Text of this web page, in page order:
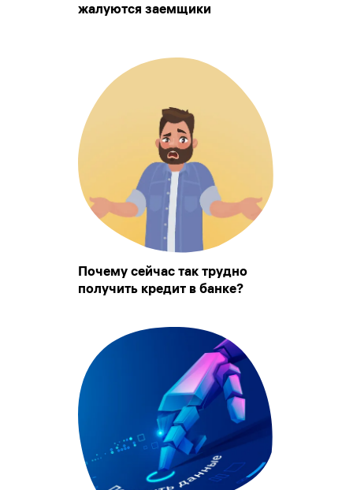
жалуются заемщики
Почему сейчас так трудно
получить кредит в банке?